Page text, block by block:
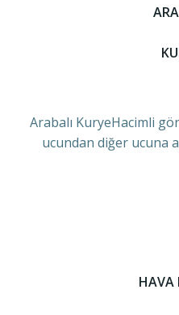
Arabalı KuryeHacimli
ucundan diğer ucuna
HAVA